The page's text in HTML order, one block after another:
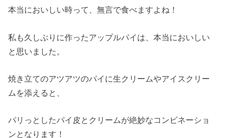
本当においしい時って、無言で食べますよね！
私も久しぶりに作ったアップルパイは、本当においしい
と思いました。
焼き立てのアツアツのパイに生クリームやアイスクリー
ムを添えると、
パリっとしたパイ皮とクリームが絶妙なコンビネーショ
ンとなります！